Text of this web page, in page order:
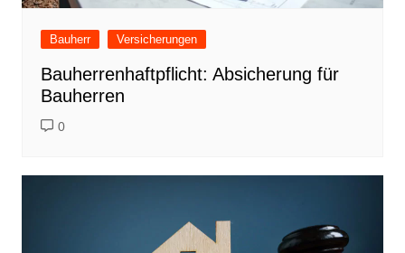
Bauherr Versicherungen
Bauherrenhaftpflicht: Absicherung für
Bauherren
0